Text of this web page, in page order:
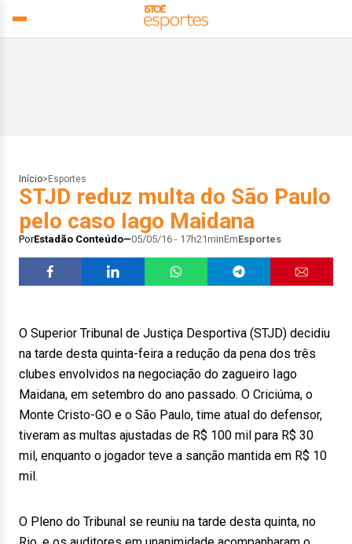
Início> Esportes
STJD reduz multa do São Paulo
pelo caso Iago Maidana
PorEstadão Conteúdo 05/05/16 - 17h21minEmEsportes
O Superior Tribunal de Justiça Desportiva (STJD) decidiu
na tarde desta quinta-feira a redução da pena dos três
clubes envolvidos na negociação do zagueiro Iago
Maidana, em setembro do ano passado. O Criciúma, o
Monte Cristo-GO e o São Paulo, time atual do defensor,
tiveram as multas ajustadas de R$ 100 mil para R$ 30
mil, enquanto o jogador teve a sanção mantida em R$ 10
mil.
O Pleno do Tribunal se reuniu na tarde desta quinta, no